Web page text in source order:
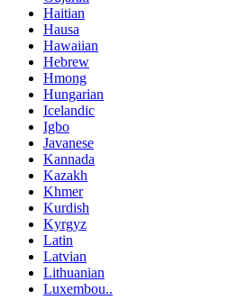
Haitian
Hausa
Hawaiian
Hebrew
Hmong
Hungarian
Icelandic
Igbo
Javanese
Kannada
Kazakh
Khmer
Kurdish
Kyrgyz
Latin
Latvian
Lithuanian
Luxembou..